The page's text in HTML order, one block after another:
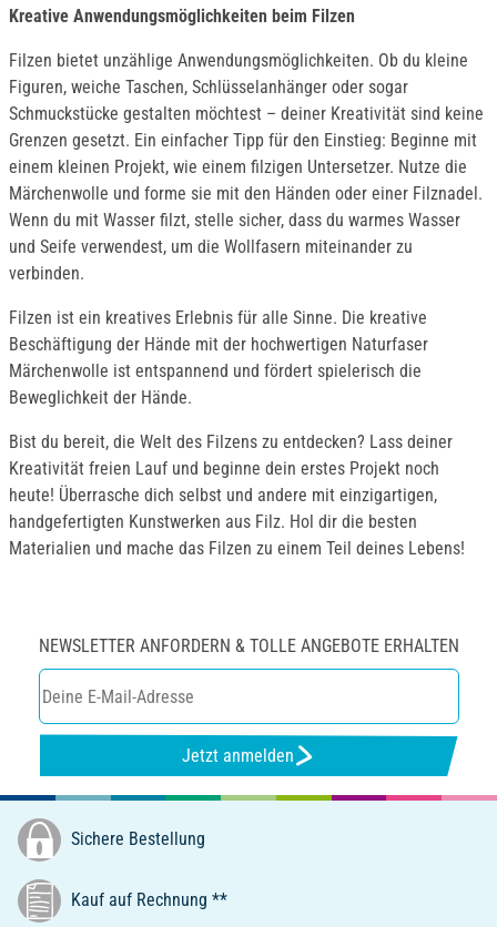
Kreative Anwendungsmöglichkeiten beim Filzen
Filzen bietet unzählige Anwendungsmöglichkeiten. Ob du kleine
Figuren, weiche Taschen, Schlüsselanhänger oder sogar
Schmuckstücke gestalten möchtest – deiner Kreativität sind keine
Grenzen gesetzt. Ein einfacher Tipp für den Einstieg: Beginne mit
einem kleinen Projekt, wie einem filzigen Untersetzer. Nutze die
Märchenwolle und forme sie mit den Händen oder einer Filznadel.
Wenn du mit Wasser filzt, stelle sicher, dass du warmes Wasser
und Seife verwendest, um die Wollfasern miteinander zu
verbinden.
Filzen ist ein kreatives Erlebnis für alle Sinne. Die kreative
Beschäftigung der Hände mit der hochwertigen Naturfaser
Märchenwolle ist entspannend und fördert spielerisch die
Beweglichkeit der Hände.
Bist du bereit, die Welt des Filzens zu entdecken? Lass deiner
Kreativität freien Lauf und beginne dein erstes Projekt noch
heute! Überrasche dich selbst und andere mit einzigartigen,
handgefertigten Kunstwerken aus Filz. Hol dir die besten
Materialien und mache das Filzen zu einem Teil deines Lebens!
NEWSLETTER ANFORDERN & TOLLE ANGEBOTE ERHALTEN
Jetzt anmelden
Sichere Bestellung
Kauf auf Rechnung **